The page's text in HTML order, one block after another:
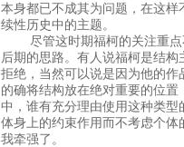
本身都已不成其为问题，在这
续性历史中的主题。
尽管这时期福柯的关注重点
后期的思路。有人说福柯是结
拒绝，当然可以说是因为他的
的确将结构放在绝对重要的位
中，谁有充分理由使用这种类
体身上的约束作用而不考虑个
我牵强了。